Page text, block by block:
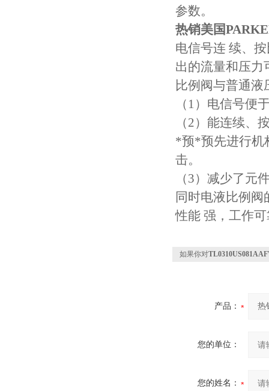
参数。
热销美国
电信号连 续、
出的流量和压力
比例阀与普通
（1）电信号便
（2）能连续、
*预*预先进行机
击。
（3）减少了元
同时电液比例
性能 强，工作
如果你对
产品：
您的单位：
您的姓名：